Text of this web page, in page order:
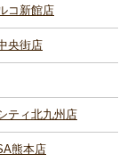
コ新館店
央街店
ティ北九州店
熊本店